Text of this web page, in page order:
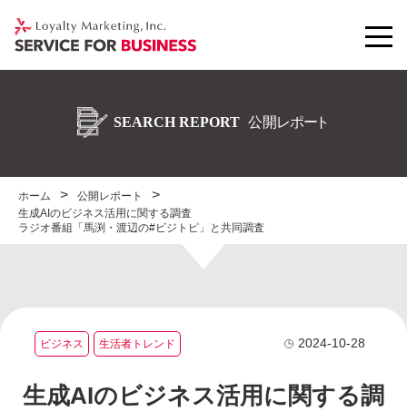
ホーム
公開レポート
生成AIのビジネス活用に関する調査
ラジオ番組「馬渕・渡辺の#ビジトピ」と共同調査
ビジネス 生活者トレンド 2024-10-28
生成AIのビジネス活用に関する調